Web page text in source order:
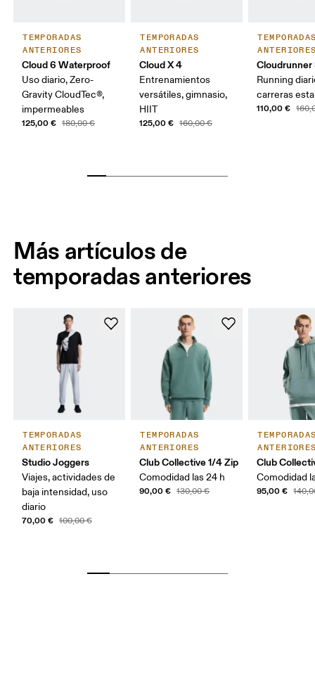
TEMPORADAS
ANTERIORES
Cloud 6 Waterproof
Uso diario, Zero-
Gravity CloudTec®,
impermeables
125,00 € 180,00 €
TEMPORADAS
ANTERIORES
Cloud X 4
Entrenamientos
versátiles, gimnasio,
HIIT
125,00 € 160,00 €
Cloudrunner
Running
carreras
110,00 €
Más artículos de
temporadas anteriores
TEMPORADAS
ANTERIORES
Studio Joggers
Viajes, actividades de
baja intensidad, uso
diario
70,00 € 100,00 €
TEMPORADAS
ANTERIORES
Club Collective 1/4 Zip
Comodidad las 24 h
90,00 € 130,00 €
Club
Comodidad
95,00 €